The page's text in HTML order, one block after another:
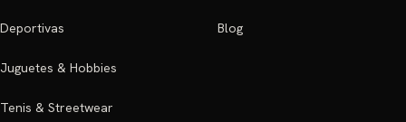
Deportivas
Juguetes & Hobbies
Tenis & Streetwear
Blog